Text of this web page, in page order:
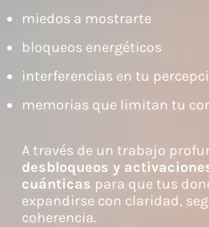
miedos a mostrarte
bloqueos energéticos
interferencias en tu
memorias que limitan tu
A través de un trabajo
desbloqueos y
cuánticas para que tus
expandirse con claridad,
coherencia.